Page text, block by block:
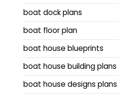
boat dock plans
boat floor plan
boat house blueprints
boat house building plans
boat house designs plans